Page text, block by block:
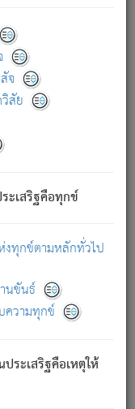
จ
สัย
ะเสริฐคือทุกข์
งทุกข์ตามหลักทั่วไป
นขันธ์
ความทุกข์
ระเสริฐคือเหตุให้
ย (ที่เขาไม่รู้จัก)
อการละขาดซึ่ง
หลุดพ้นจากภพว่า
หมณ์ทั้งปวงนั้น
หรือพราหมณ์ทั้ง
วามเกิดขึ้นแห่ง
ายอันอวิชาหนา
เป็นแล้วนั้น ย่อม
มีแห่งประโยชน์โดย
ที่ยง เป็นทุกข์ มี